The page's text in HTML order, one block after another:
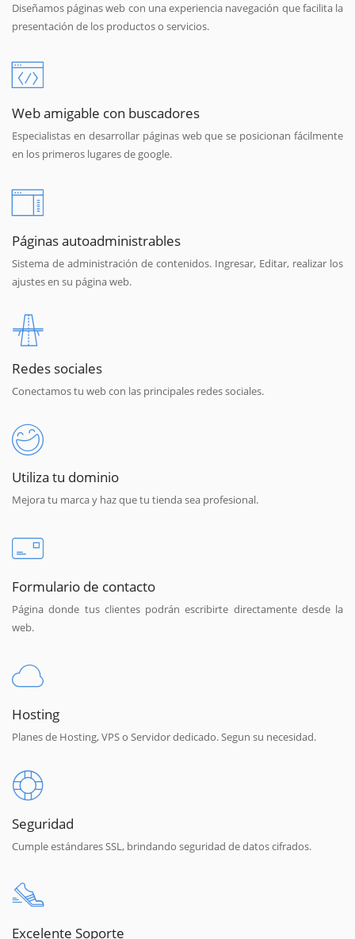
Diseñamos páginas web con una experiencia navegación que facilita la
presentación de los productos o servicios.
Web amigable con buscadores
Especialistas en desarrollar páginas web que se posicionan fácilmente
en los primeros lugares de google.
Páginas autoadministrables
Sistema de administración de contenidos. Ingresar, Editar, realizar los
ajustes en su página web.
Redes sociales
Conectamos tu web con las principales redes sociales.
Utiliza tu dominio
Mejora tu marca y haz que tu tienda sea profesional.
Formulario de contacto
Página donde tus clientes podrán escribirte directamente desde la
web.
Hosting
Planes de Hosting, VPS o Servidor dedicado. Segun su necesidad.
Seguridad
Cumple estándares SSL, brindando seguridad de datos cifrados.
Excelente Soporte